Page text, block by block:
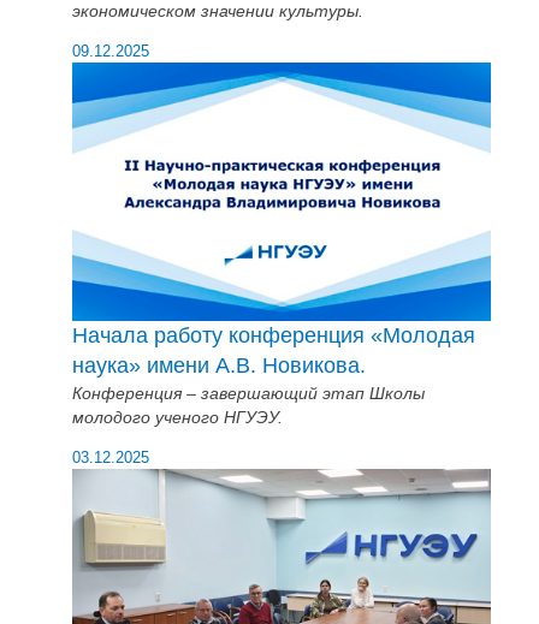
экономическом значении культуры.
09.12.2025
Начала работу конференция «Молодая
наука» имени А.В. Новикова.
Конференция – завершающий этап Школы
молодого ученого НГУЭУ.
03.12.2025